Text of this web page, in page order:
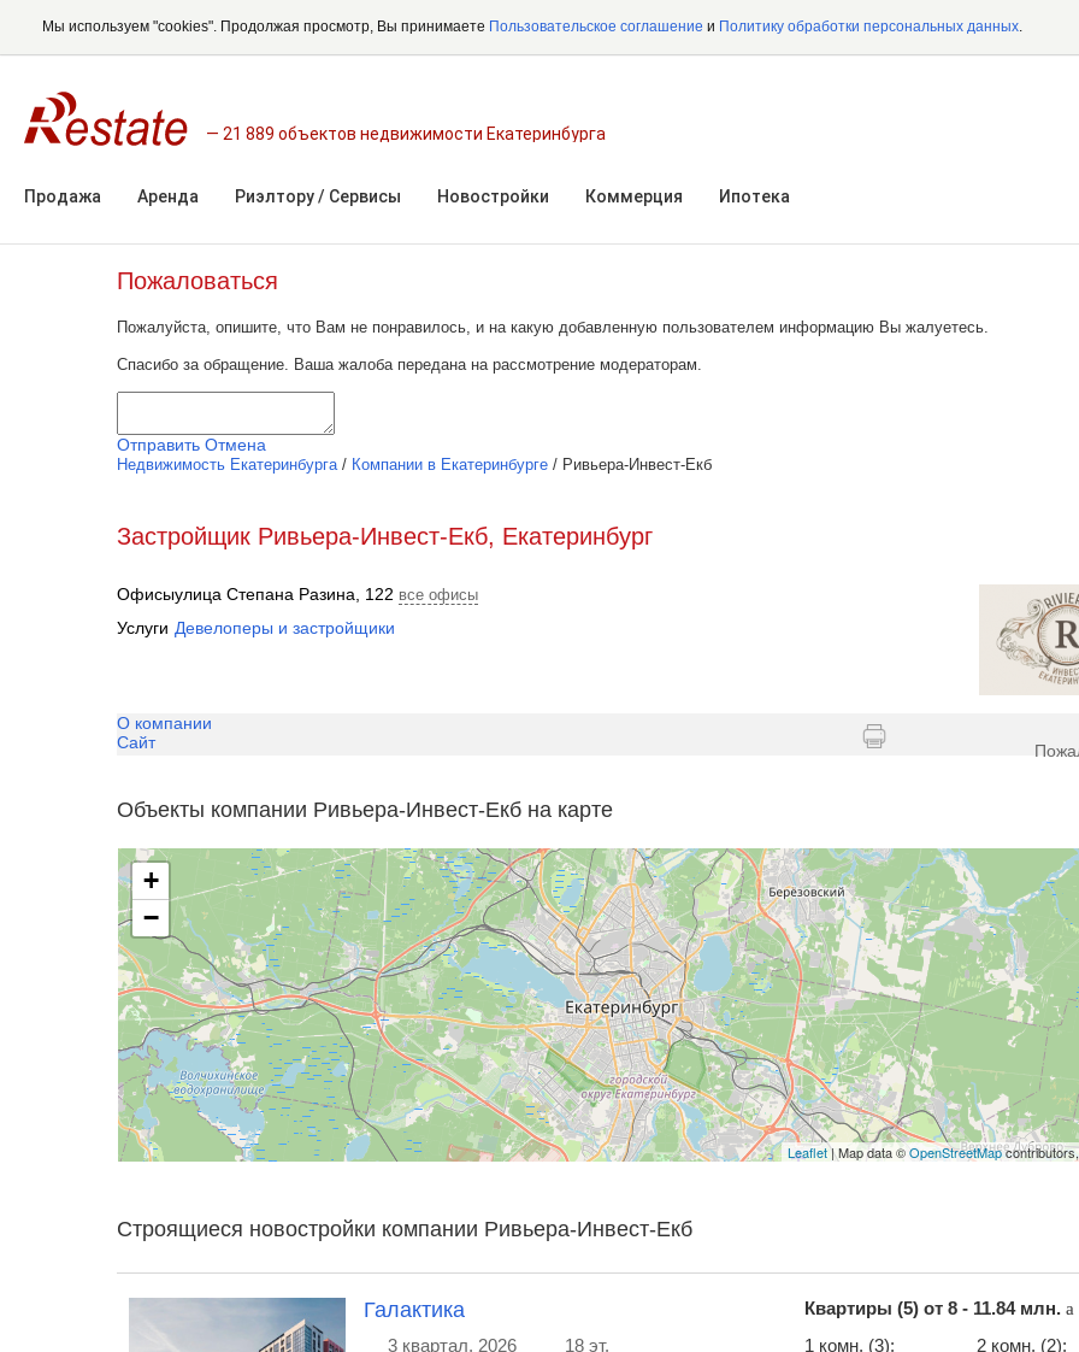
Мы используем "cookies". Продолжая просмотр, Вы принимаете Пользовательское соглашение и Политику обработки персональных данных.
21 889 объектов недвижимости Екатеринбурга
Продажа Аренда Риэлтору / Сервисы Новостройки Коммерция Ипотека
Пожаловаться
Пожалуйста, опишите, что Вам не понравилось, и на какую добавленную пользователем информацию Вы жалуетесь.
Спасибо за обращение. Ваша жалоба передана на рассмотрение модераторам.
Отправить Отмена
Недвижимость Екатеринбурга/ Компании в Екатеринбурге / Ривьера-Инвест-Екб
Застройщик Ривьера-Инвест-Екб, Екатеринбург
Офисыулица Степана Разина, 122 все офисы
Услуги Девелоперы и застройщики
О компании
Сайт
Объекты компании Ривьера-Инвест-Екб на карте
+
−
Leaflet| Map data ©OpenStreetMap
Строящиеся новостройки компании Ривьера-Инвест-Екб
Галактика
3 квартал, 2026 18 эт.
Квартиры (5) от 8 - 11.84 млн. a
1 комн. (3):
2 комн. (2):